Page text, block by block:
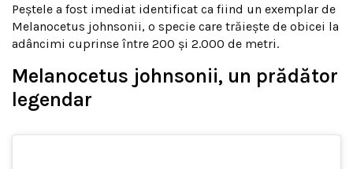
Peștele a fost imediat identificat ca fiind un exemplar de
Melanocetus johnsonii, o specie care trăiește de obicei la
adâncimi cuprinse între 200 și 2.000 de metri.
Melanocetus johnsonii, un prădător
legendar